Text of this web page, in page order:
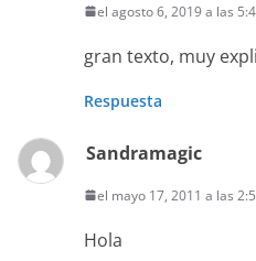
el agosto 6, 2019 a las
gran texto, muy
Respuesta
Sandramagic
el mayo 17, 2011 a las
Hola